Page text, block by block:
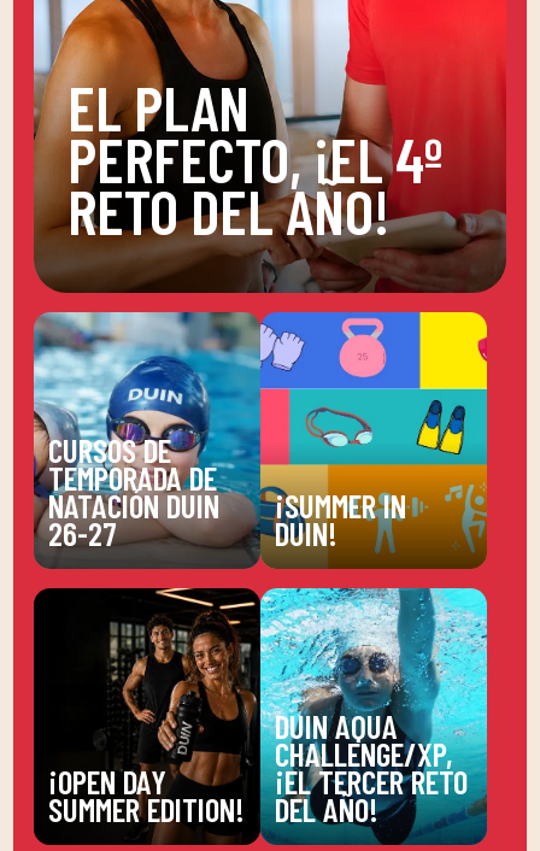
EL PLAN
PERFECTO, ¡EL 4º
RETO DEL AÑO!
CURSOS DE
TEMPORADA DE
NATACIÓN DUIN
26-27
¡SUMMER IN
DUIN!
¡OPEN DAY
SUMMER EDITION!
DUIN AQUA
CHALLENGE/XP,
¡EL TERCER RETO
DEL AÑO!